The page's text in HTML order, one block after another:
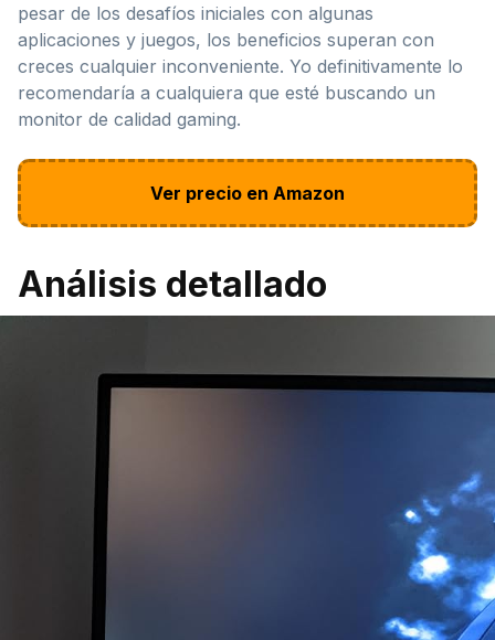
pesar de los desafíos iniciales con algunas
aplicaciones y juegos, los beneficios superan con
creces cualquier inconveniente. Yo definitivamente lo
recomendaría a cualquiera que esté buscando un
monitor de calidad gaming.
Ver precio en Amazon
Análisis detallado